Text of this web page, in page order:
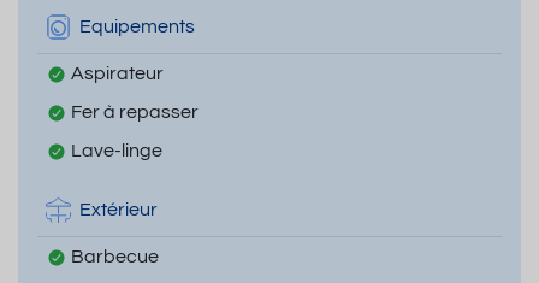
Equipements
Aspirateur
Fer à repasser
Lave-linge
Extérieur
Barbecue